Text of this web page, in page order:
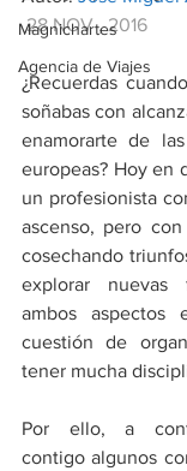
Magnichartes
Agencia de Viajes
28 NOV , 2016
¿Recuerdas
soñabas con
enamorarte de
europeas? Hoy en
un profesionista
ascenso, pero
cosechando
explorar nuevas
ambos aspectos
cuestión de
tener mucha
Por ello, a